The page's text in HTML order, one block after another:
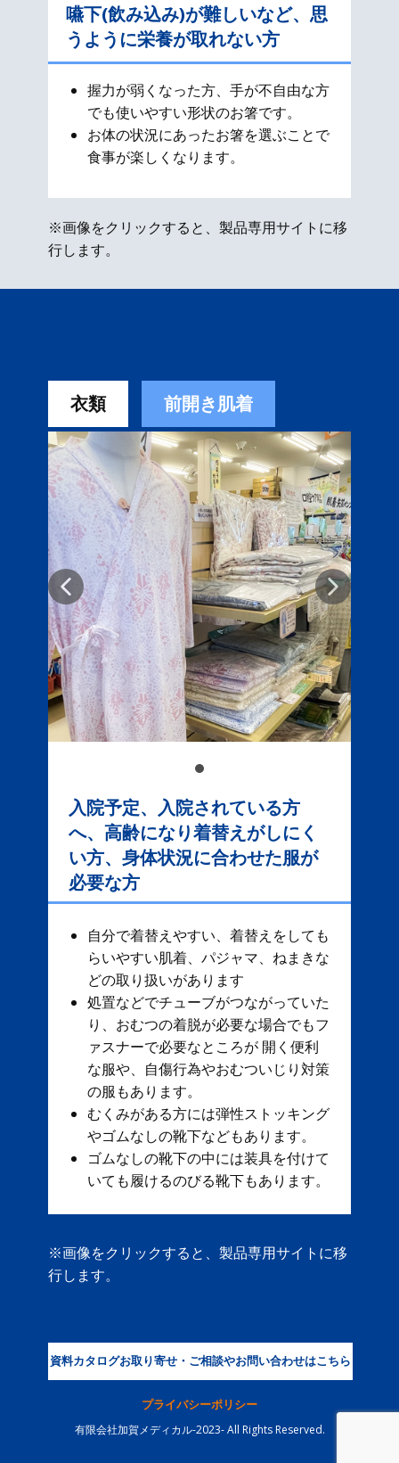
嚥下(飲み込み)が難しいなど、思
うように栄養が取れない方
握力が弱くなった方、手が不自由な方
でも使いやすい形状のお箸です。
お体の状況にあったお箸を選ぶことで
食事が楽しくなります。
※画像をクリックすると、製品専用サイトに移
行します。
衣類 前開き肌着
入院予定、入院されている方
へ、高齢になり着替えがしにく
い方、身体状況に合わせた服が
必要な方
自分で着替えやすい、着替えをしても
らいやすい肌着、パジャマ、ねまきな
どの取り扱いがあります
処置などでチューブがつながっていた
り、おむつの着脱が必要な場合でもフ
ァスナーで必要なところが 開く便利
な服や、自傷行為やおむついじり対策
の服もあります。
むくみがある方には弾性ストッキング
やゴムなしの靴下などもあります。
ゴムなしの靴下の中には装具を付けて
いても履けるのびる靴下もあります。
※画像をクリックすると、製品専用サイトに移
行します。
資料カタログお取り寄せ・ご相談やお問い合わせはこちら
プライバシーポリシー
有限会社加賀メディカル-2023- All Rights Reserved.